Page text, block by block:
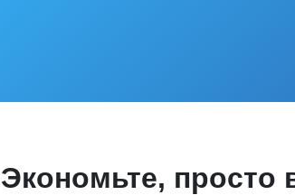
Экономьте, просто